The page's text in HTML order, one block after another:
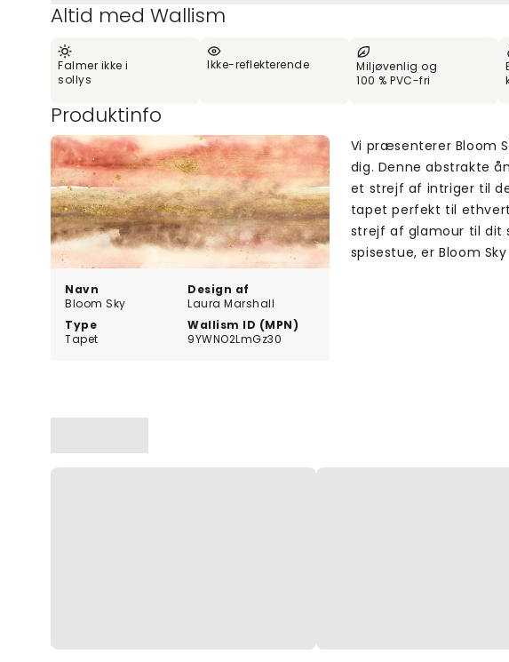
Altid med Wallism
Falmer ikke i
sollys
Ikke-reflekterende
Miljøvenlig og
100 % PVC-fri
Produktinfo
Navn
Bloom Sky
Design af
Laura Marshall
Type
Tapet
Wallism ID (MPN)
9YWNO2LmGz30
Vi præsenterer Bloom
dig. Denne abstrakte
et strejf af intriger til
tapet perfekt til
strejf af glamour til dit
spisestue, er Bloom